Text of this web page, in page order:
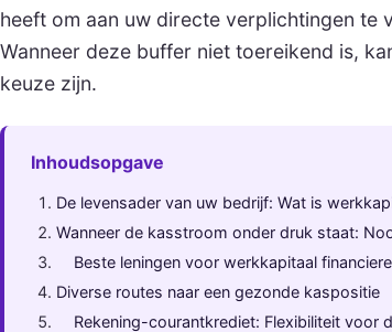
heeft om aan uw directe verplichtingen te
Wanneer deze buffer niet toereikend is,
keuze zijn.
Inhoudsopgave
De levensader van uw bedrijf: Wat is
Wanneer de kasstroom onder druk staat:
Beste leningen voor werkkapitaal
Diverse routes naar een gezonde kaspositie
Rekening-courantkrediet: Flexibiliteit voor